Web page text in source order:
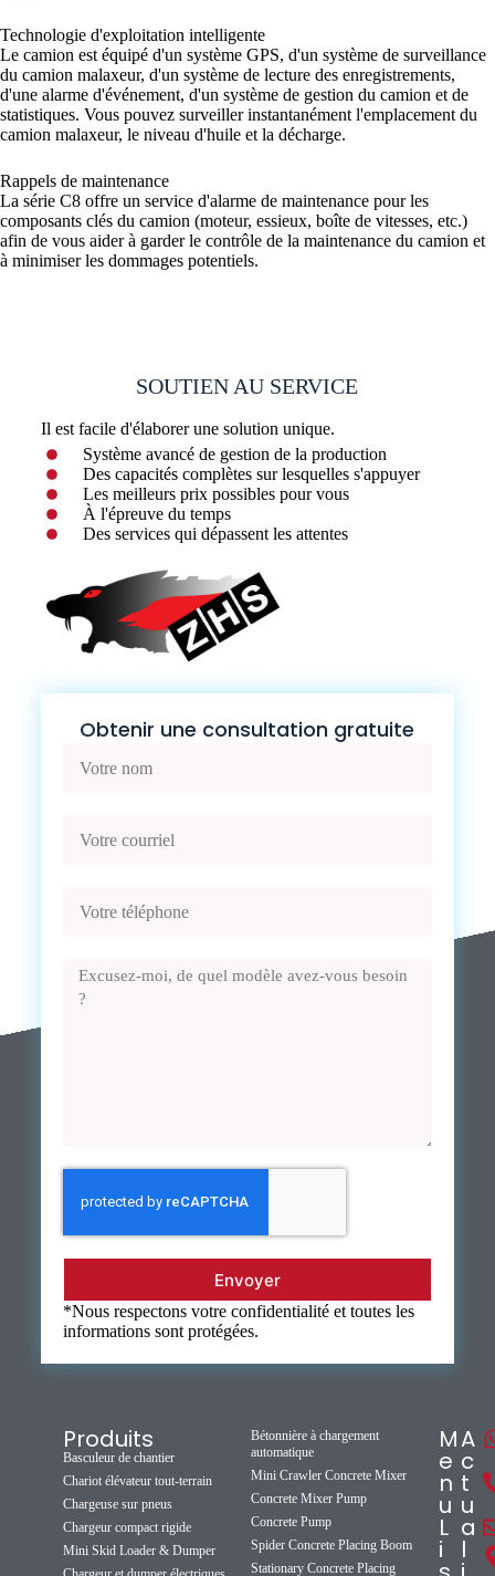
Technologie d'exploitation intelligente
Le camion est équipé d'un système GPS, d'un système de surveillance
du camion malaxeur, d'un système de lecture des enregistrements,
d'une alarme d'événement, d'un système de gestion du camion et de
statistiques. Vous pouvez surveiller instantanément l'emplacement du
camion malaxeur, le niveau d'huile et la décharge.
Rappels de maintenance
La série C8 offre un service d'alarme de maintenance pour les
composants clés du camion (moteur, essieux, boîte de vitesses, etc.)
afin de vous aider à garder le contrôle de la maintenance du camion et
à minimiser les dommages potentiels.
SOUTIEN AU SERVICE
Il est facile d'élaborer une solution unique.
Système avancé de gestion de la production
Des capacités complètes sur lesquelles s'appuyer
Les meilleurs prix possibles pour vous
À l'épreuve du temps
Des services qui dépassent les attentes
Obtenir une consultation gratuite
Envoyer
*Nous respectons votre confidentialité et toutes les
informations sont protégées.
Produits
Basculeur de chantier
Chariot élévateur tout-terrain
Chargeuse sur pneus
Chargeur compact rigide
Mini Skid Loader & Dumper
Bétonnière à chargement
automatique
Mini Crawler Concrete Mixer
Concrete Mixer Pump
Concrete Pump
Spider Concrete Placing Boom
Stationary Concrete Placing
M
e
n
u
L
i
A
c
t
u
a
l